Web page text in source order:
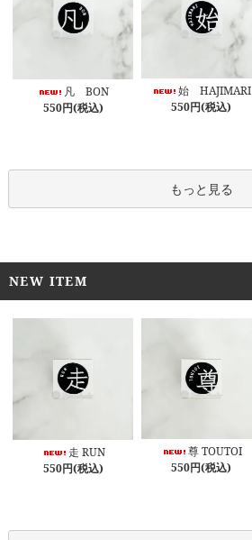
凡 BON
550円(税込)
始 HAJIMARI
550円(税込)
もっと見る
NEW ITEM
走 RUN
550円(税込)
尊 TOUTOI
550円(税込)